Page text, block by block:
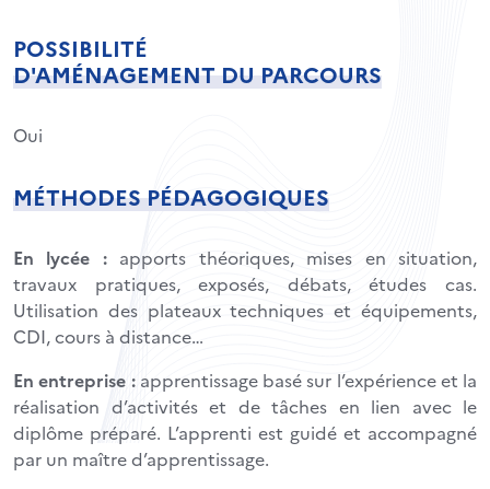
POSSIBILITÉ
D'AMÉNAGEMENT DU PARCOURS
Oui
MÉTHODES PÉDAGOGIQUES
En lycée :apports théoriques, mises en situation,
travaux pratiques, exposés, débats, études cas.
Utilisation des plateaux techniques et équipements,
CDI, cours à distance…
En entreprise :apprentissage basé sur l’expérience et la
réalisation d’activités et de tâches en lien avec le
diplôme préparé. L’apprenti est guidé et accompagné
par un maître d’apprentissage.